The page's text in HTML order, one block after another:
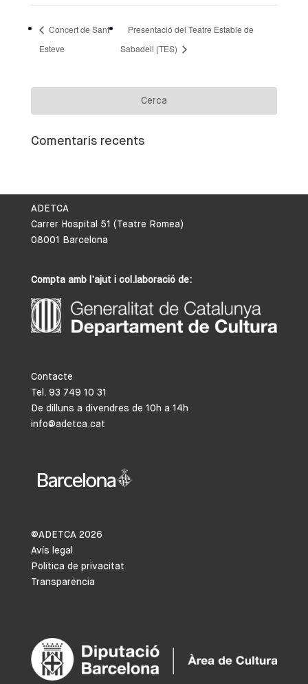
Concert de Sant
Esteve
Presentació del Teatre Estable de
Sabadell (TES)
Comentaris recents
ADETCA
Carrer Hospital 51 (Teatre Romea)
08001 Barcelona
Compta amb l’ajut i col.laboració de:
Contacte
Tel. 93 749 10 31
De dilluns a divendres de 10h a 14h
info@adetca.cat
©ADETCA 2026
Avís legal
Política de privacitat
Transparència